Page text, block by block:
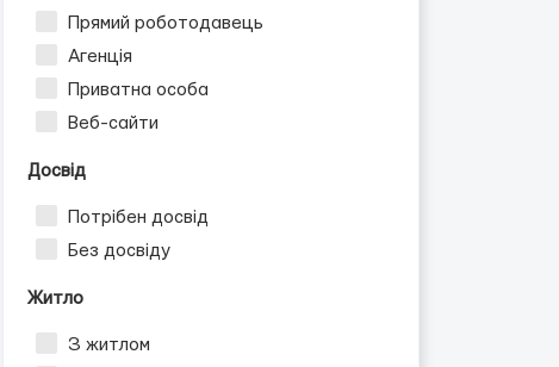
Прямий роботодавець
Агенція
Приватна особа
Веб-сайти
Досвід
Потрібен досвід
Без досвіду
Житло
З житлом